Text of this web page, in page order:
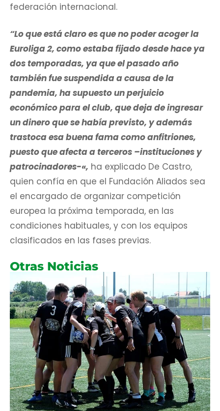
federación internacional.
“Lo que está claro es que no poder acoger la
Euroliga 2, como estaba fijado desde hace ya
dos temporadas, ya que el pasado año
también fue suspendida a causa de la
pandemia, ha supuesto un perjuicio
económico para el club, que deja de ingresar
un dinero que se había previsto, y además
trastoca esa buena fama como anfitriones,
puesto que afecta a terceros –instituciones y
patrocinadores-«, ha explicado De Castro,
quien confía en que el Fundación Aliados sea
el encargado de organizar competición
europea la próxima temporada, en las
condiciones habituales, y con los equipos
clasificados en las fases previas.
Otras Noticias